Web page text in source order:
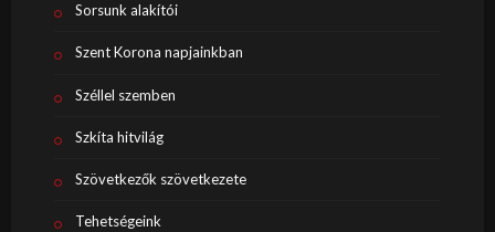
Sorsunk alakítói
Szent Korona napjainkban
Széllel szemben
Szkíta hitvilág
Szövetkezők szövetkezete
Tehetségeink